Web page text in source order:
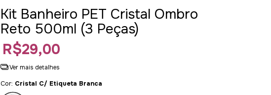
Kit Banheiro PET Cristal Ombro
Reto 500ml (3 Peças)
R$29,00
Ver mais detalhes
Cor: Cristal C/ Etiqueta Branca